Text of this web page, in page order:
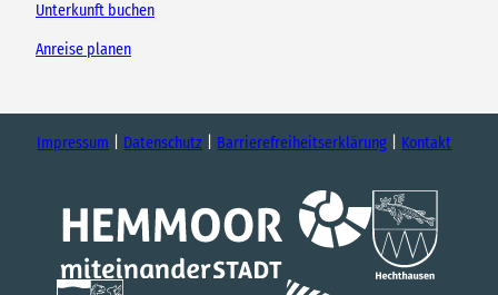
Unterkunft buchen
Anreise planen
Impressum Datenschutz Barrierefreiheitserklärung Kontakt